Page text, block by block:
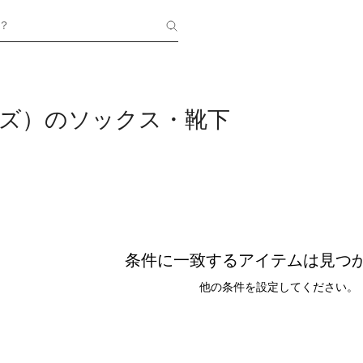
）のソックス・靴下
条件に一致するアイテムは見つ
他の条件を設定してください。